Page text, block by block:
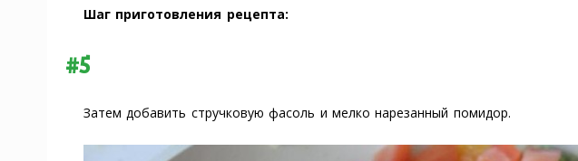
Шаг приготовления рецепта:
#5
Затем добавить стручковую фасоль и мелко нарезанный помидор.